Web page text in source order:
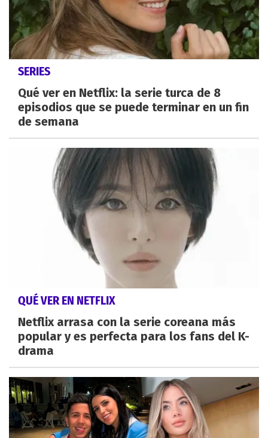
SERIES
Qué ver en Netflix: la serie turca de 8
episodios que se puede terminar en un fin
de semana
QUÉ VER EN NETFLIX
Netflix arrasa con la serie coreana más
popular y es perfecta para los fans del K-
drama